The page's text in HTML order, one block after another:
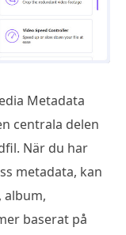
Metadata
centrala delen
När du har
metadata, kan
album,
baserat på